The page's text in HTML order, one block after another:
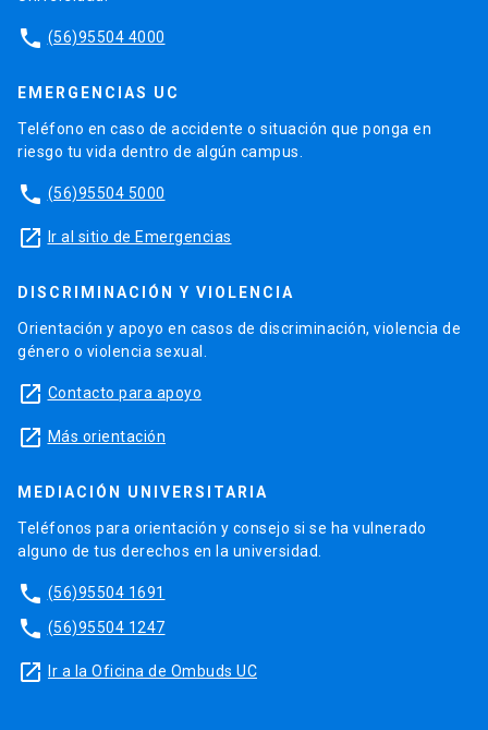
phone (56)95504 4000
EMERGENCIAS UC
Teléfono en caso de accidente o situación que ponga en
riesgo tu vida dentro de algún campus.
phone (56)95504 5000
launch Ir al sitio de Emergencias
DISCRIMINACIÓN Y VIOLENCIA
Orientación y apoyo en casos de discriminación, violencia de
género o violencia sexual.
launch Contacto para apoyo
launch Más orientación
MEDIACIÓN UNIVERSITARIA
Teléfonos para orientación y consejo si se ha vulnerado
alguno de tus derechos en la universidad.
phone (56)95504 1691
phone (56)95504 1247
launch Ir a la Oficina de Ombuds UC